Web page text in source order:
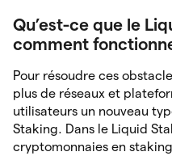
Qu’est-ce que le
comment
Pour résoudre ces
plus de réseaux et
utilisateurs un nouveau
Staking. Dans le Liquid
cryptomonnaies en